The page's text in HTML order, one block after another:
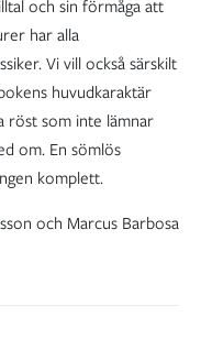
och sin förmåga att
har alla
Vi vill också särskilt
huvudkaraktär
röst som inte lämnar
om. En sömlös
komplett.
och Marcus Barbosa